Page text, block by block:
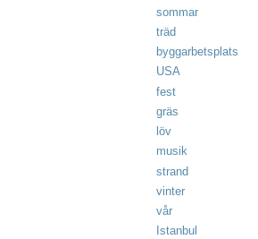
sommar
träd
byggarbetsplats
USA
fest
gräs
löv
musik
strand
vinter
vår
Istanbul